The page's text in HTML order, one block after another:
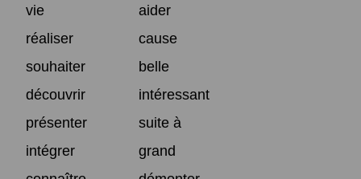
vie
aider
réaliser
cause
souhaiter
belle
découvrir
intéressant
présenter
suite à
intégrer
grand